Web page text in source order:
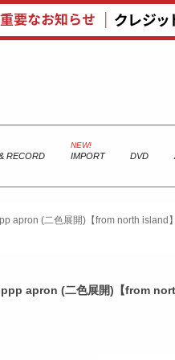
RECORD IMPORT DVD
apron (二色展開)【from north island
apron (二色展開)【from